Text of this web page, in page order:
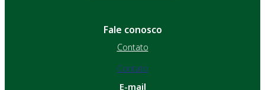
Fale conosco
Contato
Contato
E-mail